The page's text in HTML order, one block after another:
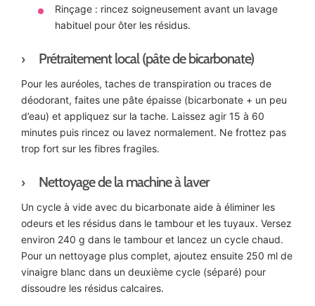
Rinçage : rincez soigneusement avant un lavage
habituel pour ôter les résidus.
Prétraitement local (pâte de bicarbonate)
Pour les auréoles, taches de transpiration ou traces de
déodorant, faites une pâte épaisse (bicarbonate + un peu
d’eau) et appliquez sur la tache. Laissez agir 15 à 60
minutes puis rincez ou lavez normalement. Ne frottez pas
trop fort sur les fibres fragiles.
Nettoyage de la machine à laver
Un cycle à vide avec du bicarbonate aide à éliminer les
odeurs et les résidus dans le tambour et les tuyaux. Versez
environ 240 g dans le tambour et lancez un cycle chaud.
Pour un nettoyage plus complet, ajoutez ensuite 250 ml de
vinaigre blanc dans un deuxième cycle (séparé) pour
dissoudre les résidus calcaires.